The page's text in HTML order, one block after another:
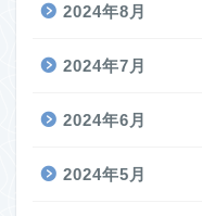
2024年8月
2024年7月
2024年6月
2024年5月